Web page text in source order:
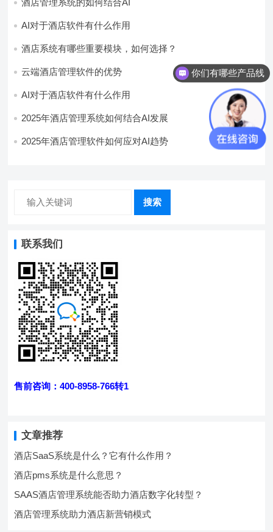
酒店管理系统的如何结合AI
AI对于酒店软件有什么作用
酒店系统有哪些重要模块，如何选择？
云端酒店管理软件的优势
AI对于酒店软件有什么作用
2025年酒店管理系统如何结合AI发展
2025年酒店管理软件如何应对AI趋势
搜索
联系我们
售前咨询：400-8958-766转1
文章推荐
酒店SaaS系统是什么？它有什么作用？
酒店pms系统是什么意思？
SAAS酒店管理系统能否助力酒店数字化转型？
酒店管理系统助力酒店新营销模式
你们有哪些产品线